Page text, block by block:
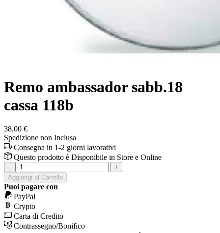
Remo ambassador sabb.18
cassa 118b
38,00 €
Spedizione non Inclusa
Consegna in 1-2 giorni lavorativi
Questo prodotto è Disponibile in Store e Online
−
+
Aggiungi al Carrello
Puoi pagare con
PayPal
Crypto
Carta di Credito
Contrassegno/Bonifico